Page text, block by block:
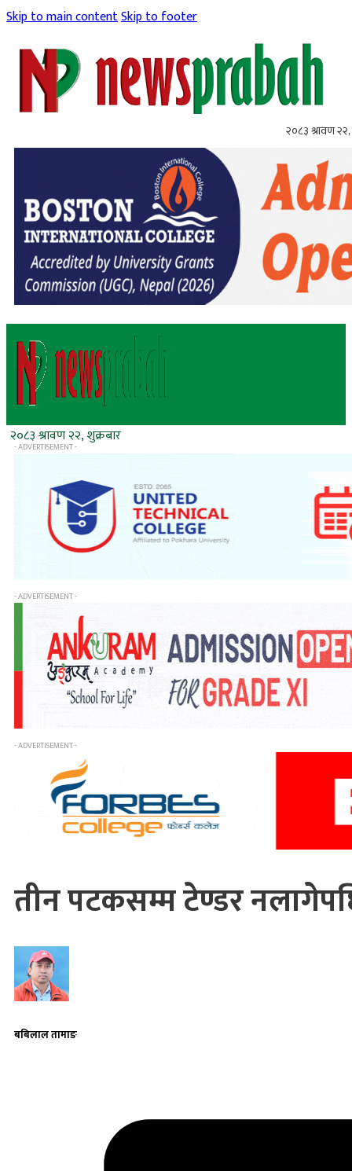
Skip to main contentSkip to footer
२०८३ श्रावण २२,
२०८३ श्रावण २२, शुक्रबार
- ADVERTISEMENT -
- ADVERTISEMENT -
- ADVERTISEMENT -
तीन पटकसम्म टेण्डर
बबिलाल तामाङ